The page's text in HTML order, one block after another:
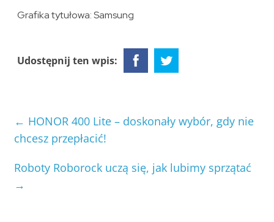
Grafika tytułowa: Samsung
Udostępnij ten wpis:
← HONOR 400 Lite – doskonały wybór, gdy nie
chcesz przepłacić!
Roboty Roborock uczą się, jak lubimy sprzątać
→